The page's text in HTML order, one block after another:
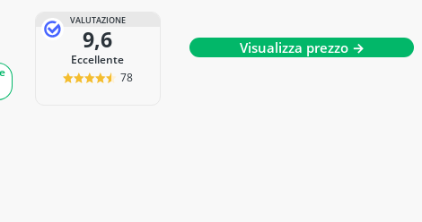
VALUTAZIONE
9,6
Eccellente
78
Visualizza prezzo →